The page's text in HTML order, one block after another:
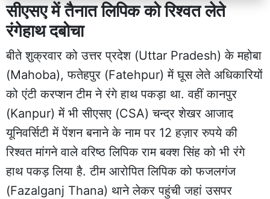
सीएसए में तैनात लिपिक को रिश्वत लेते
रंगेहाथ दबोचा
बीते शुक्रवार को उत्तर प्रदेश (Uttar Pradesh) के महोबा
(Mahoba), फतेहपुर (Fatehpur) में घूस लेते अधिकारियों
को एंटी करप्शन टीम ने रंगे हाथ पकड़ा था. वहीं कानपुर
(Kanpur) में भी सीएसए (CSA) चन्द्र शेखर आजाद
यूनिवर्सिटी में पेंशन बनाने के नाम पर 12 हज़ार रुपये की
रिश्वत मांगने वाले वरिष्ठ लिपिक राम बक्श सिंह को भी रंगे
हाथ पकड़ लिया है. टीम आरोपित लिपिक को फजलगंज
(Fazalganj Thana) थाने लेकर पहुंची जहां उसपर